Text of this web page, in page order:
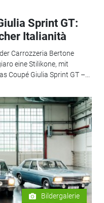
Sprint GT:
Italianità
Carrozzeria Bertone
eine Stilikone, mit
Coupé Giulia Sprint GT –...
Bildergalerie